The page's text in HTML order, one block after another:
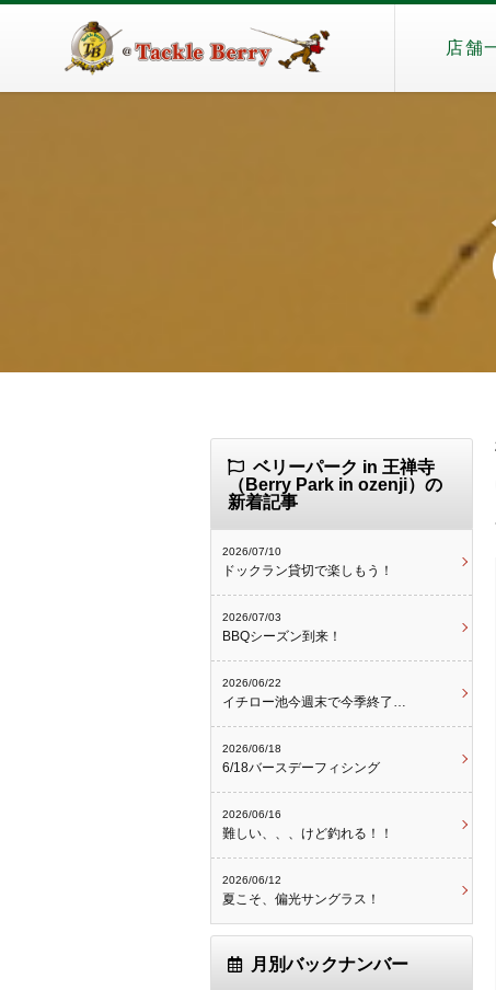
店舗
ベリーパーク in 王禅寺
（Berry Park in ozenji）の
新着記事
2026/07/10
ドックラン貸切で楽しもう！
2026/07/03
BBQシーズン到来！
2026/06/22
イチロー池今週末で今季終了…
2026/06/18
6/18バースデーフィシング
2026/06/16
難しい、、、けど釣れる！！
2026/06/12
夏こそ、偏光サングラス！
月別バックナンバー